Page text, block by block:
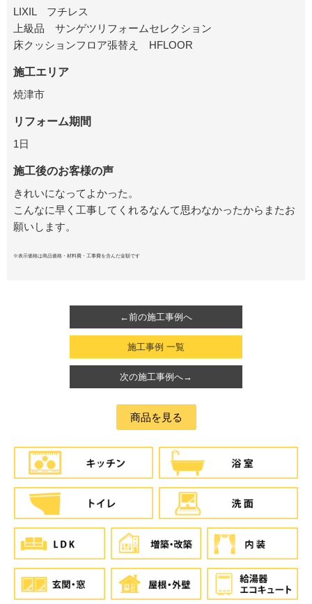
LIXIL フチレス
上級品 サンゲツリフォームセレクション
床クッションフロア張替え HFLOOR
施工エリア
焼津市
リフォーム期間
1日
施工後のお客様の声
きれいになってよかった。
こんなに早く工事してくれるなんて思わなかったからまたお
願いします。
※表示価格は商品価格・材料費・工事費を含んだ金額です
←前の施工事例へ
施工事例 一覧
次の施工事例へ→
商品を見る